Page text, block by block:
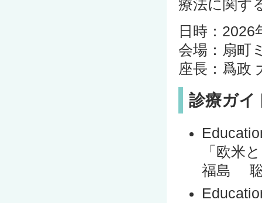
療法に関す
日時：
会場：扇町
座長：爲政
診療ガイ
「欧米
福島 聡